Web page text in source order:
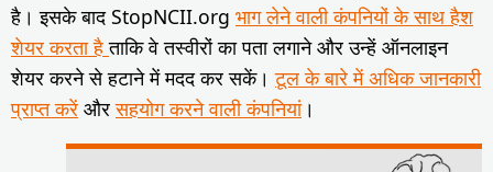
है। इसके बाद StopNCII.org भाग लेने वाली कंपनियों के साथ हैश
शेयर करता हैताकि वे तस्वीरों का पता लगाने और उन्हें ऑनलाइन
शेयर करने से हटाने में मदद कर सकें।टूल के बारे में अधिक जानकारी
प्राप्त करें औरसहयोग करने वाली कंपनियां।